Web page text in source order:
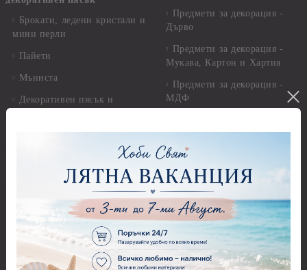
Брокати, ледени кристали и
мини перли
Пайети
Мъниста
Декоративен пясък и
Висулки
Глина,Гипс, Калъпи,
Елементи, Инструменти
Керамична смес за отливки
Керамични елементи
Елементи от полимерна
глина и полирезин
Предмети за декорация -
Дърво
Предмети за декорация -
Мукава, Картон и Хартия
Предмети за декорация -
МДФ
Керамика и метал
Предмети за декорация -
Стирофом
Предмети за декорация -
Стъкло
Предмети за декорация -
Плат, органза, зебло,